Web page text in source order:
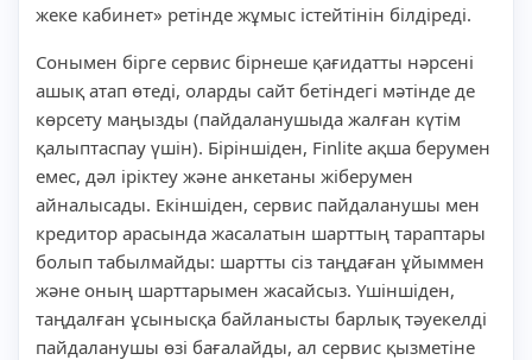
жеке кабинет» ретінде жұмыс істейтінін білдіреді.
Сонымен бірге сервис бірнеше қағидатты нәрсені
ашық атап өтеді, оларды сайт бетіндегі мәтінде де
көрсету маңызды (пайдаланушыда жалған күтім
қалыптаспау үшін). Біріншіден, Finlite ақша берумен
емес, дәл іріктеу және анкетаны жіберумен
айналысады. Екіншіден, сервис пайдаланушы мен
кредитор арасында жасалатын шарттың тараптары
болып табылмайды: шартты сіз таңдаған ұйыммен
және оның шарттарымен жасайсыз. Үшіншіден,
таңдалған ұсынысқа байланысты барлық тәуекелді
пайдаланушы өзі бағалайды, ал сервис қызметіне